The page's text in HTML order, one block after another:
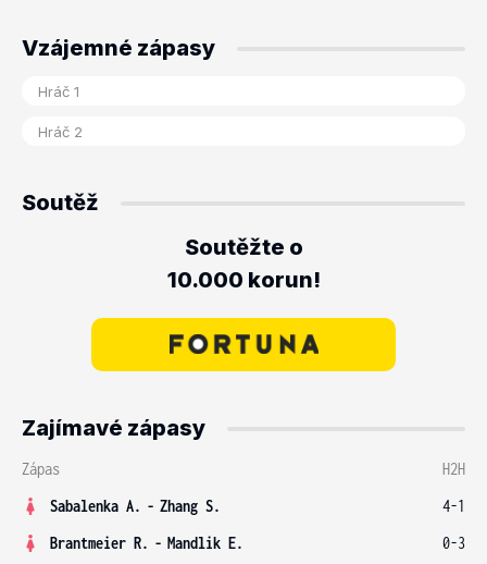
Vzájemné zápasy
Soutěž
Soutěžte o
10.000 korun!
Zajímavé zápasy
Zápas
H2H
Sabalenka A. - Zhang S.
4-1
Brantmeier R. - Mandlik E.
0-3